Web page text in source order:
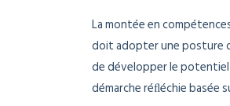
La montée en
doit adopter une posture
de développer le potentiel
démarche réﬂéchie basée